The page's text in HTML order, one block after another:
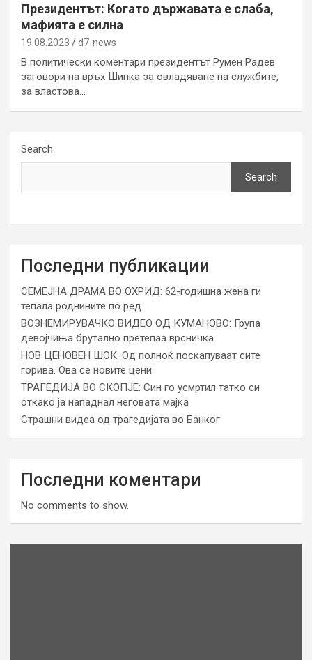
Президентът: Когато държавата е слаба,
мафията е силна
19.08.2023 d7-news
В политически коментари президентът Румен Радев
заговори на връх Шипка за овладяване на службите,
за властова…
Search
Search
Последни публикации
СЕМЕЈНА ДРАМА ВО ОХРИД: 62-годишна жена ги
тепала роднините по ред
ВОЗНЕМИРУВАЧКО ВИДЕО ОД КУМАНОВО: Група
девојчиња брутално претепаа врсничка
НОВ ЦЕНОВЕН ШОК: Од полноќ поскапуваат сите
горива. Ова се новите цени
ТРАГЕДИЈА ВО СКОПЈЕ: Син го усмртил татко си
откако ја нападнал неговата мајка
Страшни видеа од трагедијата во Банког
Последни коментари
No comments to show.